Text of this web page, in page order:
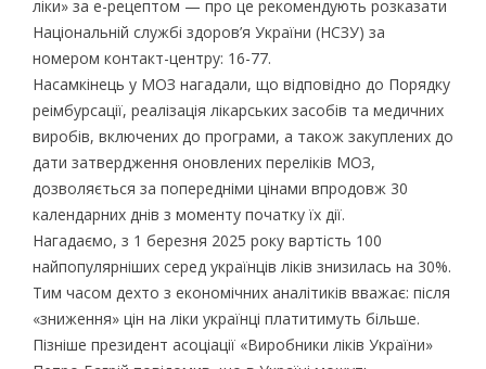
ліки» за е-рецептом — про це рекомендують розказати
Національній службі здоров’я України (НСЗУ) за
номером контакт-центру: 16-77.
Насамкінець у МОЗ нагадали, що відповідно до Порядку
реімбурсації, реалізація лікарських засобів та медичних
виробів, включених до програми, а також закуплених до
дати затвердження оновлених переліків МОЗ,
дозволяється за попередніми цінами впродовж 30
календарних днів з моменту початку їх дії.
Нагадаємо, з 1 березня 2025 року вартість 100
найпопулярніших серед українців ліків знизилась на 30%.
Тим часом дехто з економічних аналітиків вважає: після
«зниження» цін на ліки українці платитимуть більше.
Пізніше президент асоціації «Виробники ліків України»